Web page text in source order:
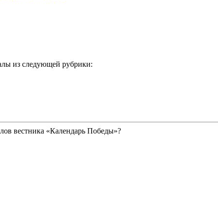
из следующей рубрики:
вестника «Календарь Победы»?